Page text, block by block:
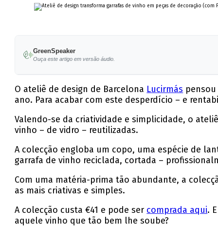
GreenSpeaker
Ouça este artigo em versão áudio.
O ateliê de design de Barcelona Lucirmás
ano. Para acabar com este desperdício – e
Valendo-se da criatividade e simplicidade, o
vinho – de vidro – reutilizadas.
A colecção engloba um copo, uma espécie de
garrafa de vinho reciclada, cortada –
Com uma matéria-prima tão abundante, a
as mais criativas e simples.
A colecção custa €41 e pode ser comprada aqui.
aquele vinho que tão bem lhe soube?